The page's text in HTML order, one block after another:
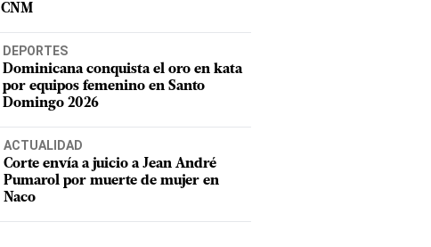
CNM
DEPORTES
Dominicana conquista el oro en kata
por equipos femenino en Santo
Domingo 2026
ACTUALIDAD
Corte envía a juicio a Jean André
Pumarol por muerte de mujer en
Naco